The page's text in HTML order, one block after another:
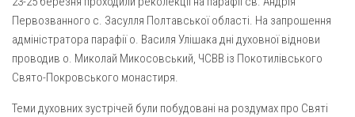
Архистратига Михаїла (м. Люботин)
Покрови Пресвятої Богородиці (с. Вільча)
Преображенська парафія (м. Лозова)
Золочів)
Газета Християнський голос
Надруковані числа
Молитви
Первозванного с. Засулля Полтавської області. На запрошення
адміністратора парафії о. Василя Улішака дні духовної віднови
проводив о. Миколай Микосовський, ЧСВВ із Покотилівського
Свято-Покровського монастиря.
Теми духовних зустрічей були побудовані на роздумах про Святі